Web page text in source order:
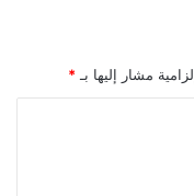
مشار إليها بـ *